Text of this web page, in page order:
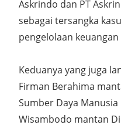
Askrindo dan PT
sebagai tersangka
pengelolaan keuangan
Keduanya yang juga
Firman Berahima
Sumber Daya
Wisambodo mantan